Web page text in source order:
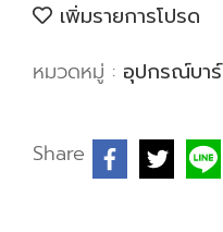
เพิ่มรายการโปรด
หมวดหมู่ : อุปกรณ์บาร์
Share